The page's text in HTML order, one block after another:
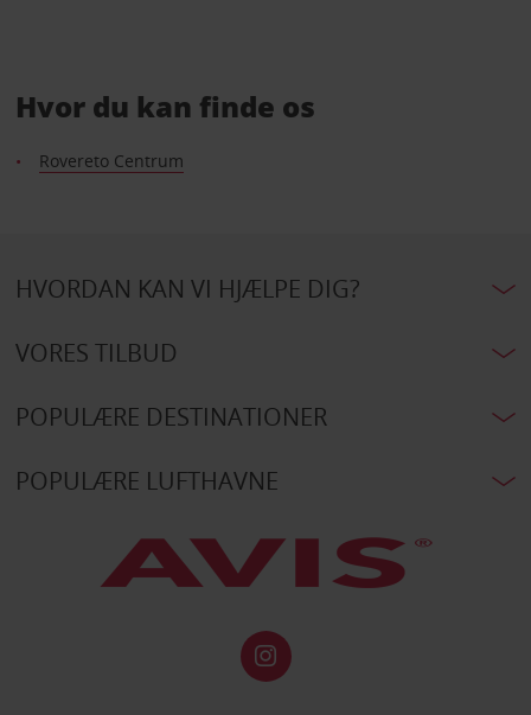
Hvor du kan finde os
Rovereto Centrum
HVORDAN KAN VI HJÆLPE DIG?
VORES TILBUD
POPULÆRE DESTINATIONER
POPULÆRE LUFTHAVNE